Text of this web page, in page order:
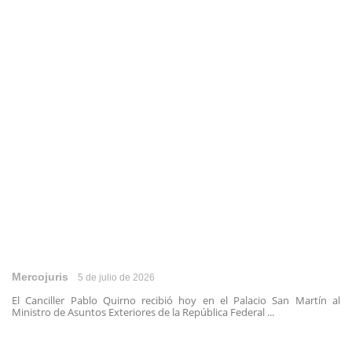
Mercojuris 5 de julio de 2026
El Canciller Pablo Quirno recibió hoy en el Palacio San Martín al
Ministro de Asuntos Exteriores de la República Federal ...